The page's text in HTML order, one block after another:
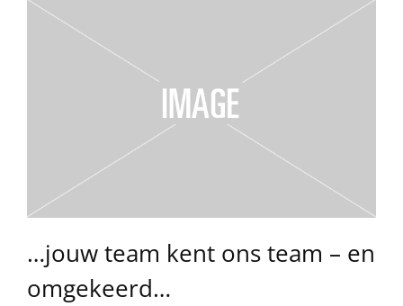
…jouw team kent ons team – en
omgekeerd…